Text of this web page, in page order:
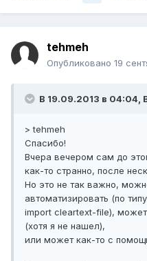
tehmeh
Опубликовано 19
В 19.09.2013 в 04:04,
> tehmeh
Спасибо!
Вчера вечером сам до
как-то странно, после
Но это не так важно,
автоматизировать (по
import cleartext-file),
(хотя я не нашел),
или может как-то с